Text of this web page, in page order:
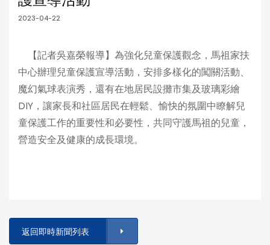
2023-04-22
【記者吳嘉榮報導】為強化兒童保護觀念，馬祖家扶
中心辦理兒童保護宣導活動，安排多樣化的闖關活動、
魔幻氣球表演秀，還有在地居民設攤市集及玻璃彩繪
DIY，讓家長和社區居民在輕鬆、愉快的氛圍中瞭解兒
童保護工作的重要性和必要性，共同守護馬祖的兒童，
營造安全及健康的成長環境。
返回即時新聞列表